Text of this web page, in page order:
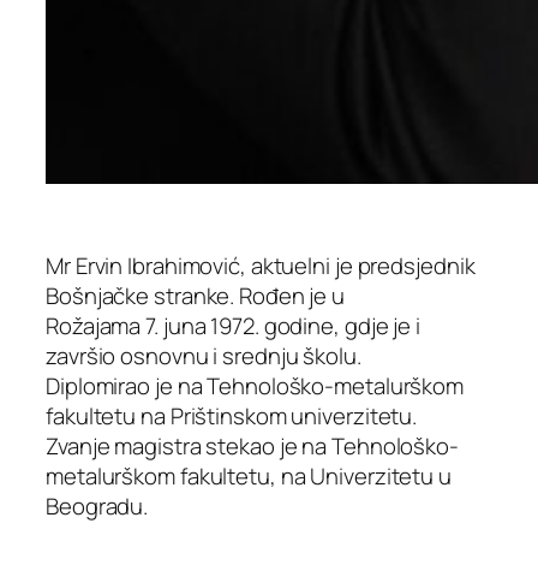
Mr Ervin Ibrahimović, aktuelni je predsjednik
Bošnjačke stranke. Rođen je u
Rožajama 7. juna 1972. godine, gdje je i
završio osnovnu i srednju školu.
Diplomirao je na Tehnološko-metalurškom
fakultetu na Prištinskom univerzitetu.
Zvanje magistra stekao je na Tehnološko-
metalurškom fakultetu, na Univerzitetu u
Beogradu.